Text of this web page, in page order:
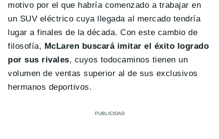
motivo por el que habría comenzado a trabajar en
un SUV eléctrico cuya llegada al mercado tendría
lugar a finales de la década. Con este cambio de
filosofía, McLaren buscará imitar el éxito logrado
por sus rivales, cuyos todocaminos tienen un
volumen de ventas superior al de sus exclusivos
hermanos deportivos.